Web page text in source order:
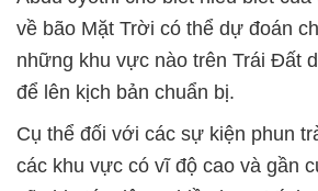
về bão Mặt Trời có thể dự đoán
những khu vực nào trên Trái Đất
để lên kịch bản chuẩn bị.
Cụ thể đối với các sự kiện phun
các khu vực có vĩ độ cao và gần